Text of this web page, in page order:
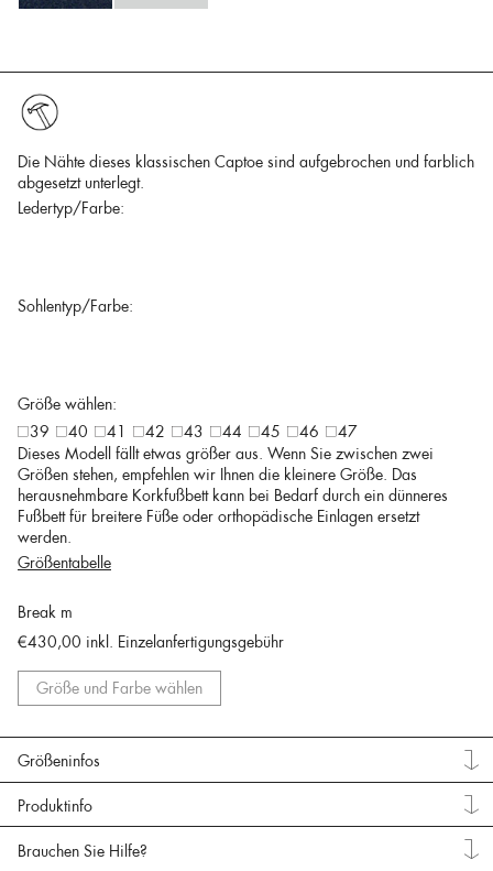
Die Nähte dieses klassischen Captoe sind aufgebrochen und farblich
abgesetzt unterlegt.
Ledertyp/Farbe:
Sohlentyp/Farbe:
Größe wählen:
39
40 41 42 43 44 45 46
47
Dieses Modell fällt etwas größer aus. Wenn Sie zwischen zwei
Größen stehen, empfehlen wir Ihnen die kleinere Größe. Das
herausnehmbare Korkfußbett kann bei Bedarf durch ein dünneres
Fußbett für breitere Füße oder orthopädische Einlagen ersetzt
werden.
Größentabelle
Break m
€430,00 inkl. Einzelanfertigungsgebühr
Größe und Farbe wählen
Größeninfos
Produktinfo
Brauchen Sie Hilfe?